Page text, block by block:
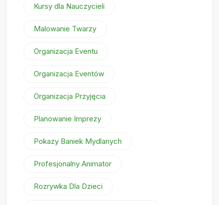
Kursy dla Nauczycieli
Malowanie Twarzy
Organizacja Eventu
Organizacja Eventów
Organizacja Przyjęcia
Planowanie Imprezy
Pokazy Baniek Mydlanych
Profesjonalny Animator
Rozrywka Dla Dzieci